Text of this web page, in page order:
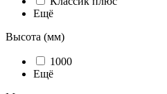
Ещё
Высота (мм)
1000
Ещё